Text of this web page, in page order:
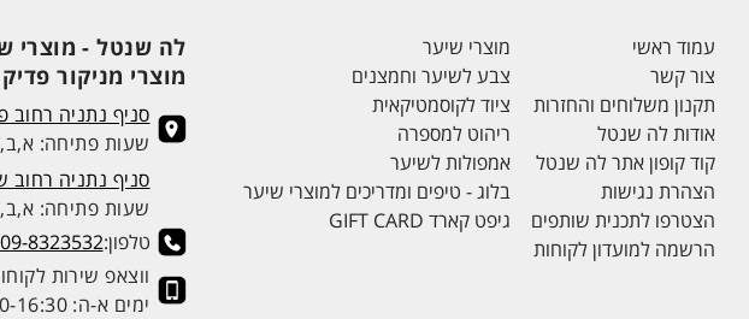
עמוד ראשי
צור קשר
תקנון משלוחים והחזרות
אודות לה שנטל
קוד קופון אתר לה שנטל
הצהרת נגישות
הצטרפו לתכנית שותפים
הרשמה למועדון לקוחות
מוצרי שיער
צבע לשיער וחמצנים
ציוד לקוסמטיקאית
ריהוט למספרה
אמפולות לשיער
בלוג - טיפים ומדריכים למוצרי שיער
גיפט קארד GIFT CARD
לה שנטל - מוצרי
מוצרי מניקור
סניף נתניה רחוב
שעות פתיחה: א,ב,ד,ה : 9:00-15:00, ג:
סניף נתניה רחוב שד
שעות פתיחה: א,ב,ד,ה : 9:00-18:00, ג,ו:
טלפון:09-8323532
ווצאפ שירות
ימים א-ה: 9:00-16:30